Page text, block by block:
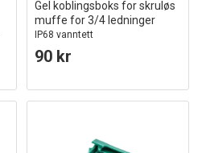
Gel koblingsboks for skruløs
muffe for 3/4 ledninger
IP68 vanntett
90 kr